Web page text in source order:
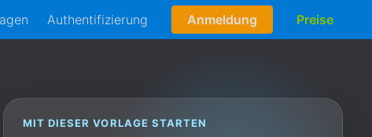
Authentifizierung Anmeldung Preise
MIT DIESER VORLAGE STARTEN